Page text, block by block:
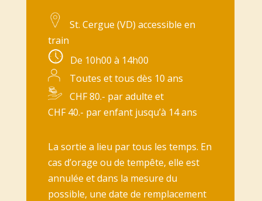
St. Cergue (VD) accessible en
train
De 10h00 à 14h00
Toutes et tous dès 10 ans
CHF 80.- par adulte et
CHF 40.- par enfant jusqu’à 14 ans
La sortie a lieu par tous les temps. En
cas d’orage ou de tempête, elle est
annulée et dans la mesure du
possible, une date de remplacement